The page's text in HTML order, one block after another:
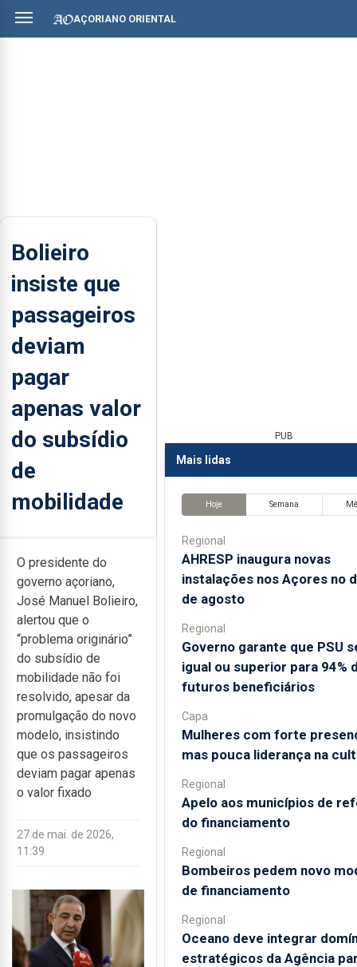
AÇORIANO ORIENTAL
Bolieiro
insiste que
passageiros
deviam
pagar
apenas valor
do subsídio
de
mobilidade
O presidente do
governo açoriano,
José Manuel Bolieiro,
alertou que o
“problema originário”
do subsídio de
mobilidade não foi
resolvido, apesar da
promulgação do novo
modelo, insistindo
que os passageiros
deviam pagar apenas
o valor fixado
27 de mai. de 2026,
11:39
PUB
Mais lidas
Hoje Semana
Regional
AHRESP inaugura novas
instalações nos Açores no
de agosto
Regional
Governo garante que PSU
igual ou superior para 94%
futuros beneficiários
Capa
Mulheres com forte
mas pouca liderança na
Regional
Apelo aos municípios de
do financiamento
Regional
Bombeiros pedem novo
de financiamento
Regional
Oceano deve integrar
estratégicos da Agência